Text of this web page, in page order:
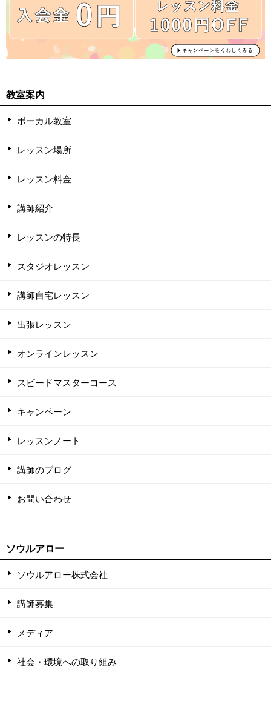
教室案内
ボーカル教室
レッスン場所
レッスン料金
講師紹介
レッスンの特長
スタジオレッスン
講師自宅レッスン
出張レッスン
オンラインレッスン
スピードマスターコース
キャンペーン
レッスンノート
講師のブログ
お問い合わせ
ソウルアロー
ソウルアロー株式会社
講師募集
メディア
社会・環境への取り組み